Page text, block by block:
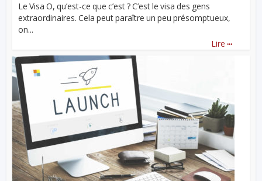
Le Visa O, qu’est-ce que c’est ? C’est le visa des gens
extraordinaires. Cela peut paraître un peu présomptueux,
on...
Lire ...